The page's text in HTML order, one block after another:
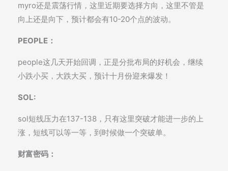
myro还是震荡行情，这里近期要选择方向，这里不管是
向上还是向下，预计都会有10-20个点的波动。
PEOPLE：
people这几天开始回调，正是分批布局的好机会，继续
小跌小买，大跌大买，预计十月份迎来爆发！
SOL:
sol短线压力在137-138，只有这里突破才能进一步的上
涨，短线可以等一等，到时候做一个突破单。
财富密码：